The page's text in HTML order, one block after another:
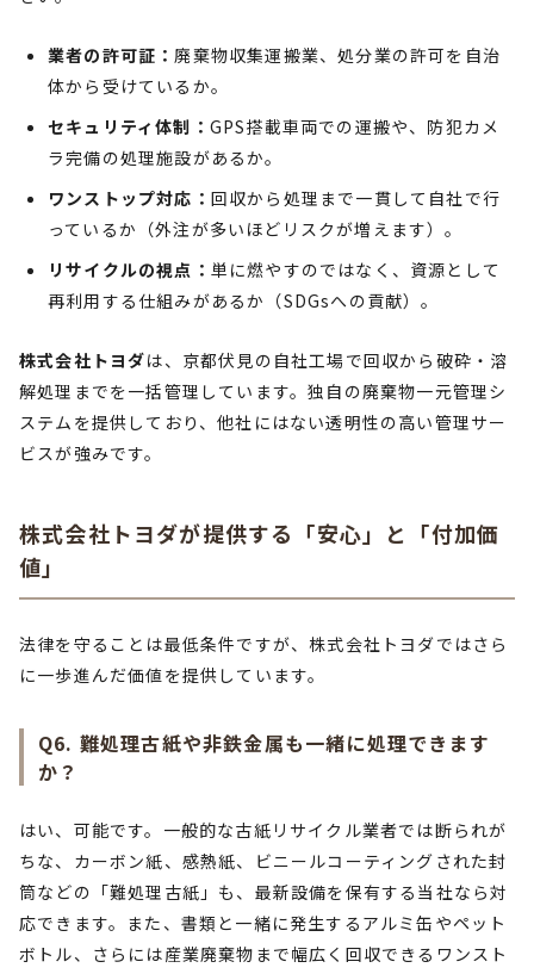
業者の許可証：廃棄物収集運搬業、処分業の許可を自治
体から受けているか。
セキュリティ体制： GPS搭載車両での運搬や、防犯カメ
ラ完備の処理施設があるか。
ワンストップ対応： 回収から処理まで一貫して自社で行
っているか（外注が多いほどリスクが増えます）。
リサイクルの視点： 単に燃やすのではなく、資源として
再利用する仕組みがあるか（SDGsへの貢献）。
株式会社トヨダは、京都伏見の自社工場で回収から破砕・溶
解処理までを一括管理しています。独自の廃棄物一元管理シ
ステムを提供しており、他社にはない透明性の高い管理サー
ビスが強みです。
株式会社トヨダが提供する「安心」と「付加価
値」
法律を守ることは最低条件ですが、株式会社トヨダではさら
に一歩進んだ価値を提供しています。
Q6. 難処理古紙や非鉄金属も一緒に処理できます
か？
はい、可能です。一般的な古紙リサイクル業者では断られが
ちな、カーボン紙、感熱紙、ビニールコーティングされた封
筒などの「難処理古紙」も、最新設備を保有する当社なら対
応できます。また、書類と一緒に発生するアルミ缶やペット
ボトル、さらには産業廃棄物まで幅広く回収できるワンスト